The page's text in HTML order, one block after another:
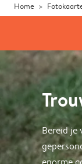
Home
Bereid je